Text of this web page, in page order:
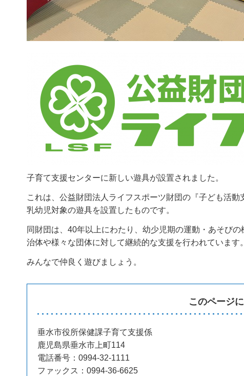
子育て支援センターに新しい遊具が設置されました。
これは、公益財団法人ライフスポーツ財団の『子ども活
乳幼児対象の遊具を設置したものです。
同財団は、40年以上にわたり、幼少児期の運動・あそび
治体や様々な団体に対して継続的な支援を行われています。
みんなで仲良く遊びましょう。
このページ
垂水市役所保健課子育て支援係
鹿児島県垂水市上町114
電話番号：0994-32-1111
ファックス：0994-36-6625